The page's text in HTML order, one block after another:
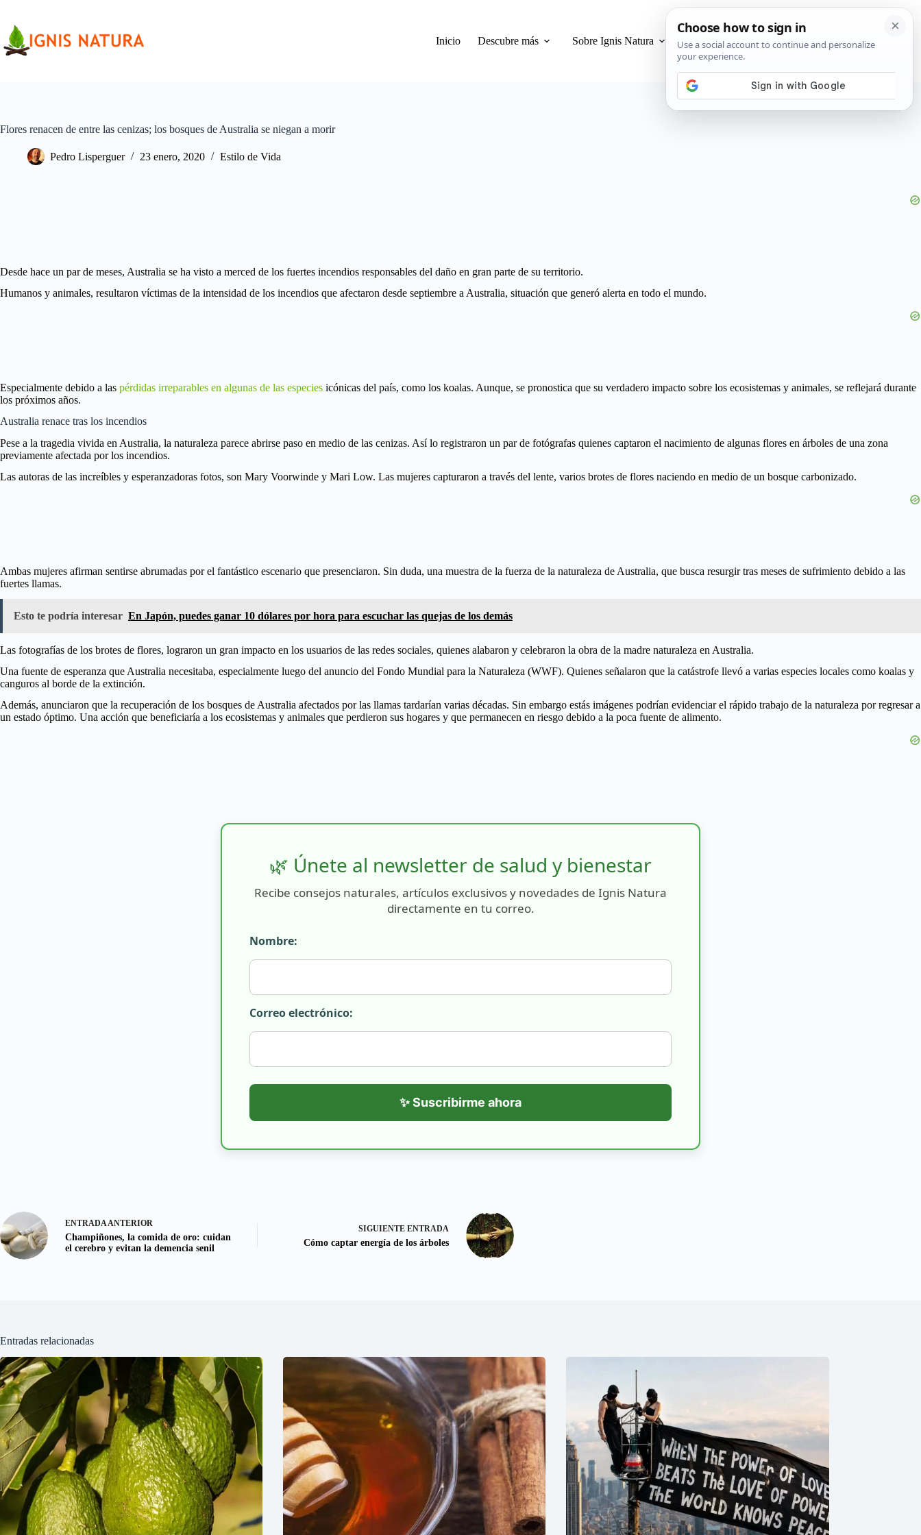
contenido
Inicio
Descubre más Sobre Ignis Natura Privacidad y Cookies
Flores renacen de entre las cenizas; los bosques de Australia se niegan a morir
Pedro Lisperguer 23 enero, 2020 Estilo de Vida
Desde hace un par de meses, Australia se ha visto a merced de los fuertes incendios responsables del daño en gran parte de su territorio.
Humanos y animales, resultaron víctimas de la intensidad de los incendios que afectaron desde septiembre a Australia, situación que generó alerta en todo el mundo.
Especialmente debido a las pérdidas irreparables en algunas de las especies icónicas del país, como los koalas. Aunque, se pronostica que su verdadero impacto sobre los ecosistemas y animales, se reflejará durante
los próximos años.
Australia renace tras los incendios
Pese a la tragedia vivida en Australia, la naturaleza parece abrirse paso en medio de las cenizas. Así lo registraron un par de fotógrafas quienes captaron el nacimiento de algunas flores en árboles de una zona
previamente afectada por los incendios.
Las autoras de las increíbles y esperanzadoras fotos, son Mary Voorwinde y Mari Low. Las mujeres capturaron a través del lente, varios brotes de flores naciendo en medio de un bosque carbonizado.
Ambas mujeres afirman sentirse abrumadas por el fantástico escenario que presenciaron. Sin duda, una muestra de la fuerza de la naturaleza de Australia, que busca resurgir tras meses de sufrimiento debido a las
fuertes llamas.
Esto te podría interesar En Japón, puedes ganar 10 dólares por hora para escuchar las quejas de los demás
Las fotografías de los brotes de flores, lograron un gran impacto en los usuarios de las redes sociales, quienes alabaron y celebraron la obra de la madre naturaleza en Australia.
Una fuente de esperanza que Australia necesitaba, especialmente luego del anuncio del Fondo Mundial para la Naturaleza (WWF). Quienes señalaron que la catástrofe llevó a varias especies locales como koalas y
canguros al borde de la extinción.
Además, anunciaron que la recuperación de los bosques de Australia afectados por las llamas tardarían varias décadas. Sin embargo estás imágenes podrían evidenciar el rápido trabajo de la naturaleza por regresar a
un estado óptimo. Una acción que beneficiaría a los ecosistemas y animales que perdieron sus hogares y que permanecen en riesgo debido a la poca fuente de alimento.
🌿 Únete al newsletter de salud y bienestar
Recibe consejos naturales, artículos exclusivos y novedades de Ignis Natura
directamente en tu correo.
Nombre:
Correo electrónico:
✨ Suscribirme ahora
ENTRADAANTERIOR
Champiñones, la comida de oro: cuidan
el cerebro y evitan la demencia senil
SIGUIENTE ENTRADA
Cómo captar energía de los árboles
Entradas relacionadas